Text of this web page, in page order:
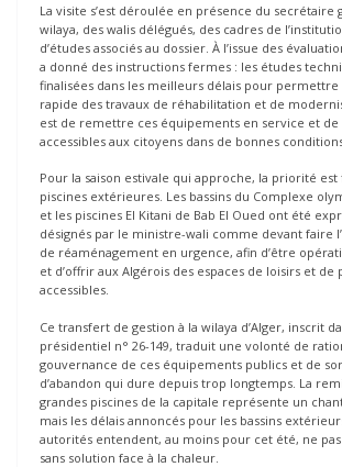
La visite s’est déroulée en présence du secrétaire
wilaya, des walis délégués, des cadres de
d’études associés au dossier. À l’issue des
a donné des instructions fermes : les études
finalisées dans les meilleurs délais pour permettre
rapide des travaux de réhabilitation et de
est de remettre ces équipements en service et
accessibles aux citoyens dans de bonnes
Pour la saison estivale qui approche, la priorité est
piscines extérieures. Les bassins du Complexe
et les piscines El Kitani de Bab El Oued ont été
désignés par le ministre-wali comme devant faire
de réaménagement en urgence, afin d’être
et d’offrir aux Algérois des espaces de loisirs et
accessibles.
Ce transfert de gestion à la wilaya d’Alger, inscrit
présidentiel n° 26-149, traduit une volonté de
gouvernance de ces équipements publics et de
d’abandon qui dure depuis trop longtemps. La
grandes piscines de la capitale représente un
mais les délais annoncés pour les bassins
autorités entendent, au moins pour cet été, ne
sans solution face à la chaleur.